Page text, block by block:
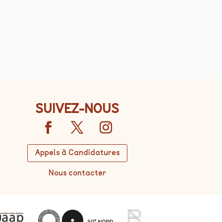
SUIVEZ-NOUS
Appels à Candidatures
Nous contacter